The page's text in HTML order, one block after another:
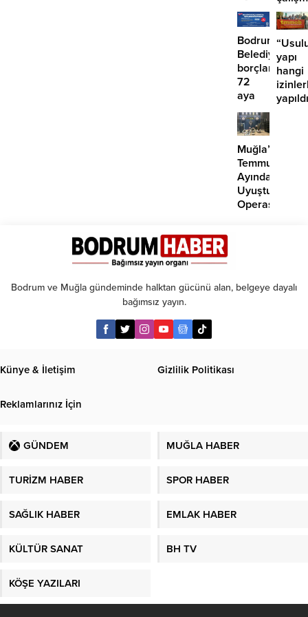
atma
çabamız
yok’
iddiası
Bodrum
borçlara
72
aya
kadar
taksit
yapı
hangi
Muğla’da
Temmuz
Ayında
Uyuşturucu
Operasyonu:
Bodrum ve Muğla gündeminde halktan gücünü alan, belgeye dayalı
bağımsız yayın.
Künye & İletişim Gizlilik Politikası
Reklamlarınız İçin
GÜNDEM MUĞLA HABER
TURİZM HABER SPOR HABER
SAĞLIK HABER EMLAK HABER
KÜLTÜR SANAT BH TV
KÖŞE YAZILARI